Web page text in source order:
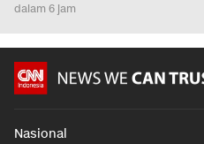
dalam 6 jam
Nasional